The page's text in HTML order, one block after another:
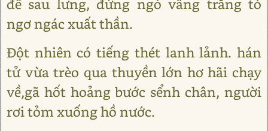
để sau lưng, đứng ngó vầng trăng tỏ
ngơ ngác xuất thần.
Ðột nhiên có tiếng thét lanh lảnh. hán
tử vừa trèo qua thuyền lớn hơ hãi chạy
về,gã hốt hoảng bước sểnh chân, người
rơi tỏm xuống hồ nước.